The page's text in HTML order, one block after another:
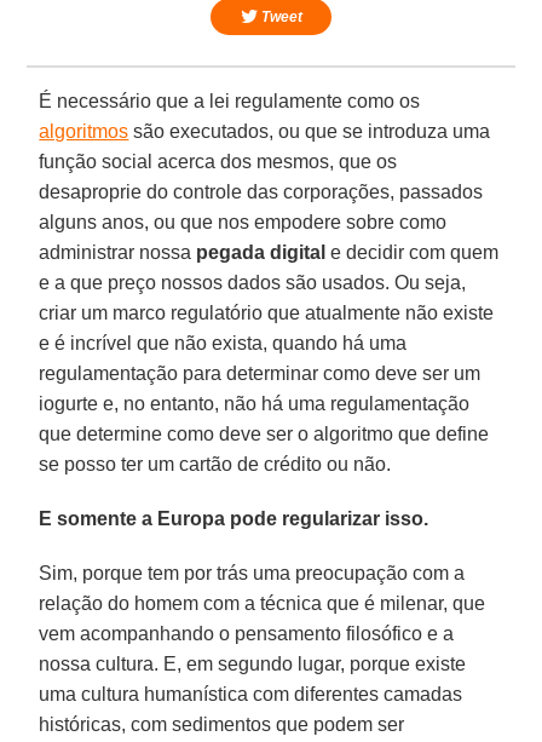
Tweet
É necessário que a lei regulamente como os
algoritmos são executados, ou que se introduza uma
função social acerca dos mesmos, que os
desaproprie do controle das corporações, passados
alguns anos, ou que nos empodere sobre como
administrar nossa pegada digital e decidir com quem
e a que preço nossos dados são usados. Ou seja,
criar um marco regulatório que atualmente não existe
e é incrível que não exista, quando há uma
regulamentação para determinar como deve ser um
iogurte e, no entanto, não há uma regulamentação
que determine como deve ser o algoritmo que define
se posso ter um cartão de crédito ou não.
E somente a Europa pode regularizar isso.
Sim, porque tem por trás uma preocupação com a
relação do homem com a técnica que é milenar, que
vem acompanhando o pensamento filosófico e a
nossa cultura. E, em segundo lugar, porque existe
uma cultura humanística com diferentes camadas
históricas, com sedimentos que podem ser